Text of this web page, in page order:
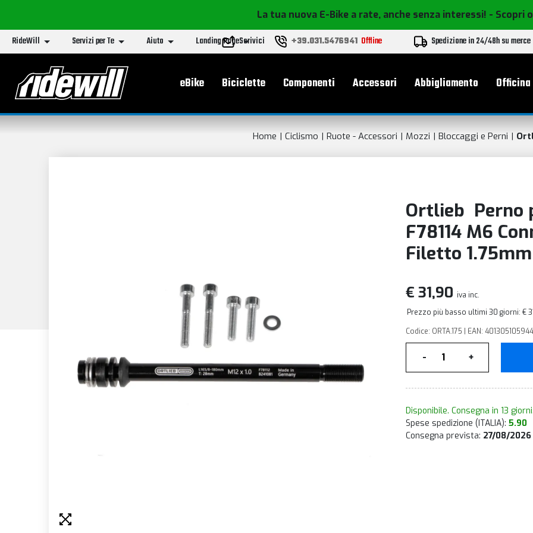
La tua nuova E-Bike a rate, anche senza interessi! - Scopri
RideWill Servizi per Te Aiuto Landing PageScrivici +39.031.5476941 Offline Spedizione in 24/48h su
Menu principale
eBike Biciclette Componenti Accessori Abbigliamento Officina
Ortlieb Perno
F78114 M6
Filetto 1.75mm
€ 31,90 iva inc.
Prezzo più basso ultimi 30 giorni: €
Codice: ORTA.175 | EAN:
- +
Disponibile. Consegna in 13
Spese spedizione (ITALIA): 5.90
Consegna prevista: 27/08/2026
Home Ciclismo Ruote - Accessori Mozzi Bloccaggi e Perni